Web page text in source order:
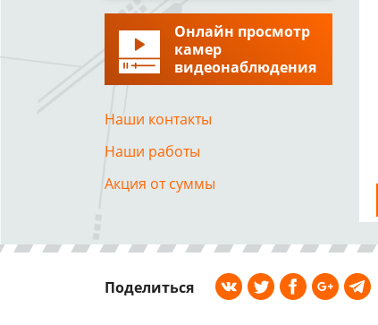
Онлайн просмотр
камер
видеонаблюдения
Наши контакты
Наши работы
Акция от суммы
Поделиться